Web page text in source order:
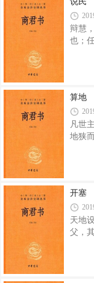
官者
曰“好
朴三
削。
辩慧
也；
其亲
者，
民胜
民，
算地
凡世
地狭
故为
居什
分田
里，
开塞
天地
父，